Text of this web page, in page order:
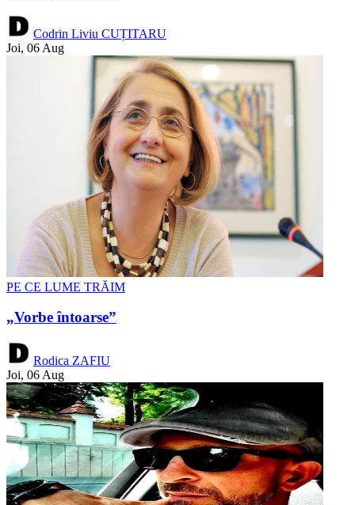
Codrin Liviu CUȚITARU
Joi, 06 Aug
PE CE LUME TRĂIM
„Vorbe întoarse”
Rodica ZAFIU
Joi, 06 Aug